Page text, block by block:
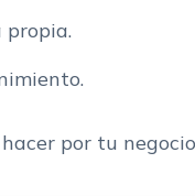
propia.
por tu